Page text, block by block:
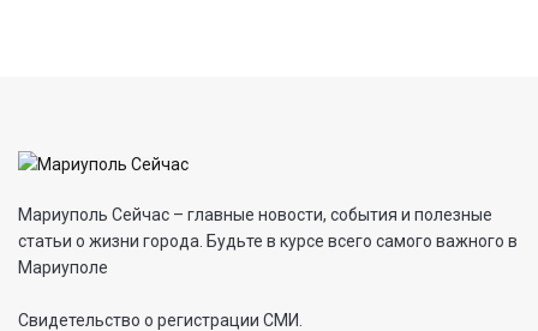
Мариуполь Сейчас – главные новости, события и полезные
статьи о жизни города. Будьте в курсе всего самого важного в
Мариуполе
Свидетельство о регистрации СМИ.